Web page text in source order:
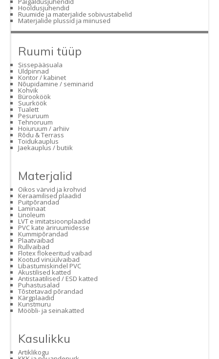
Hooldusjuhendid
Ruumide ja materjalide sobivustabelid
Materjalide plussid ja miinused
Ruumi tüüp
Sissepääsuala
Üldpinnad
Kontor / kabinet
Nõupidamine / seminarid
Kohvik
Bürooköök
Suurköök
Tualett
Pesuruum
Tehnoruum
Hoiuruum / arhiiv
Rõdu & Terrass
Toidukauplus
Jaekauplus / butiik
Materjalid
Oikos värvid ja krohvid
Keraamilised plaadid
Puitpõrandad
Laminaat
Linoleum
LVT e imitatsioonplaadid
PVC kate äriruumidesse
Kummipõrandad
Plaatvaibad
Rullvaibad
Flotex flokeeritud vaibad
Kootud vinüülvaibad
Libastumiskindel PVC
Akustilised katted
Antistaatilised / ESD katted
Puhastusalad
Tõstetavad põrandad
Kärgplaadid
Kunstmuru
Mööbli- ja seinakatted
Kasulikku
Artiklikogu